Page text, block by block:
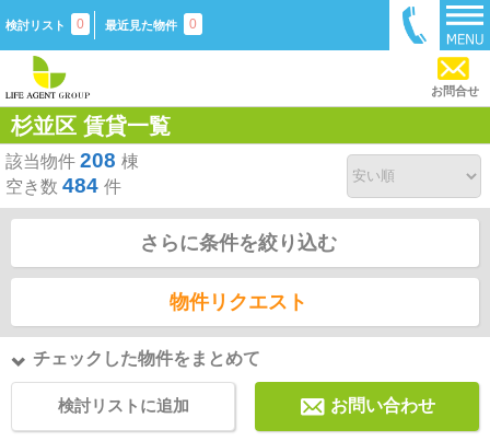
検討リスト 0 最近見た物件 0
お問合せ
杉並区 賃貸一覧
該当物件 208 棟
空き数 484 件
さらに条件を絞り込む
物件リクエスト
チェックした物件をまとめて
検討リストに追加 お問い合わせ